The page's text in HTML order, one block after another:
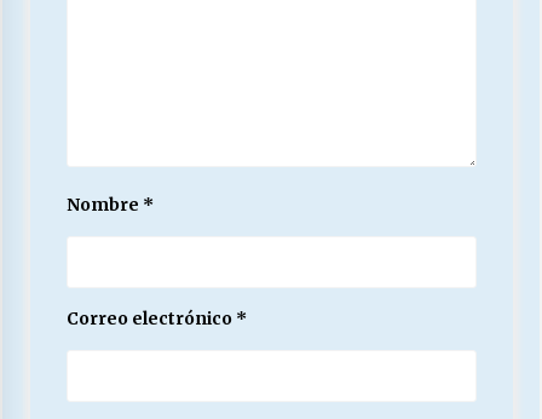
Nombre *
Correo electrónico *